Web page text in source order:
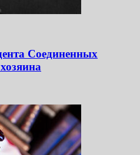
Соединенных